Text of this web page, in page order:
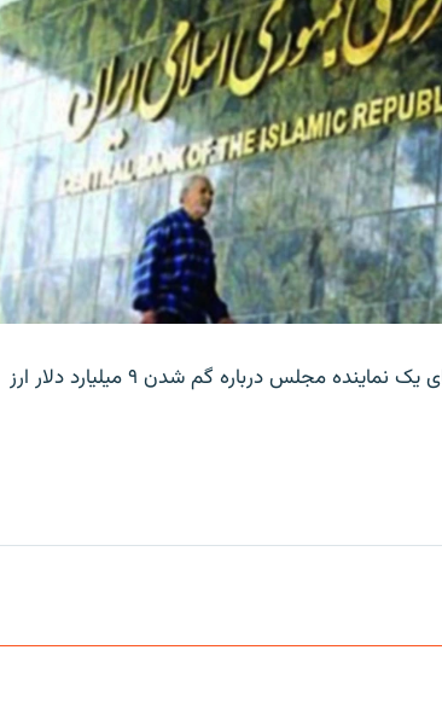
بانک مرکزی ایران روز جمعه با انتشار اطلاعیه‌ای، گفته‌های یک نماینده مجلس درباره گم شدن ۹ میلیارد دلار ارز